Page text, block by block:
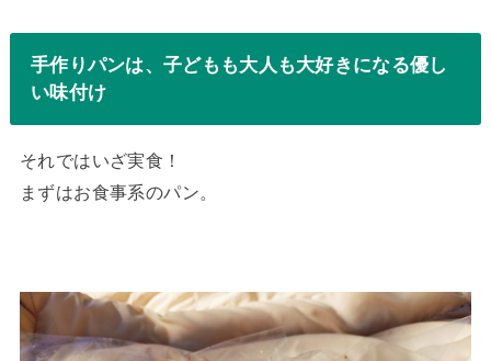
手作りパンは、子どもも大人も大好きになる優し
い味付け
それではいざ実食！
まずはお食事系のパン。